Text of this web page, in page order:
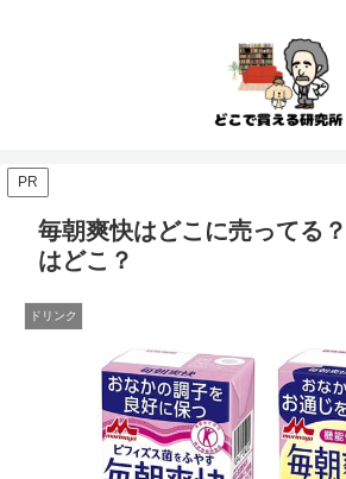
PR
毎朝爽快はどこに売ってる
はどこ？
ドリンク